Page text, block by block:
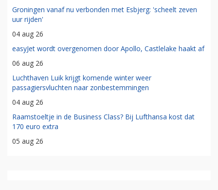
Groningen vanaf nu verbonden met Esbjerg: 'scheelt zeven
uur rijden'
04 aug 26
easyJet wordt overgenomen door Apollo, Castlelake haakt af
06 aug 26
Luchthaven Luik krijgt komende winter weer
passagiersvluchten naar zonbestemmingen
04 aug 26
Raamstoeltje in de Business Class? Bij Lufthansa kost dat
170 euro extra
05 aug 26